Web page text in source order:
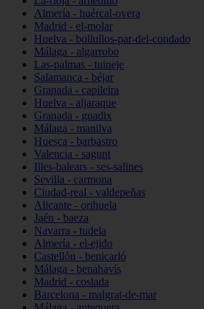
Almería - huércal-overa
Madrid - el-molar
Huelva - bollullos-par-del-condado
Málaga - algarrobo
Las-palmas - tuineje
Salamanca - béjar
Granada - capileira
Huelva - aljaraque
Granada - guadix
Málaga - manilva
Huesca - barbastro
Valencia - sagunt
Illes-balears - ses-salines
Sevilla - carmona
Ciudad-real - valdepeñas
Alicante - orihuela
Jaén - baeza
Navarra - tudela
Almería - el-ejido
Castellón - benicarló
Málaga - benahavís
Madrid - coslada
Barcelona - malgrat-de-mar